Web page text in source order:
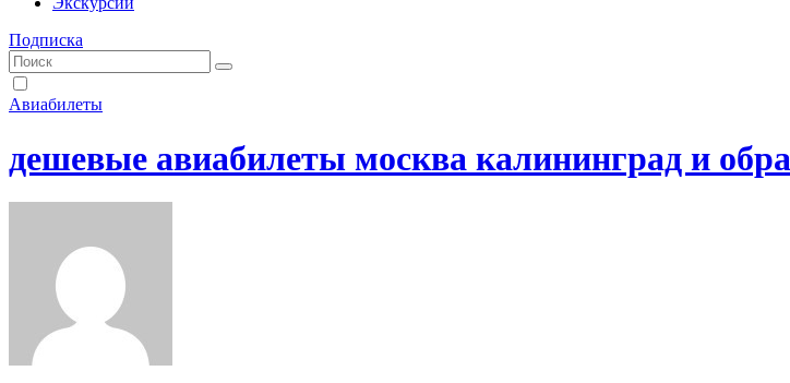
Подписка
Авиабилеты
дешевые авиабилеты москва калининград и